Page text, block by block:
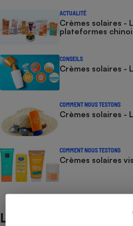
ACTUALITÉ
Crèmes solaires -
plateformes
CONSEILS
Crèmes solaires -
COMMENT NOUS TESTONS
Crèmes solaires -
COMMENT NOUS TESTONS
Crèmes solaires
Lire aussi